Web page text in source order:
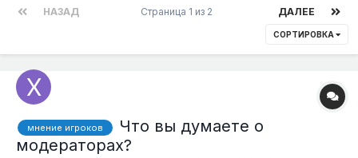
НАЗАД ДАЛЕЕ
Страница 1 из 2
СОРТИРОВКА
мнение игроков
Что вы думаете о
модераторах?